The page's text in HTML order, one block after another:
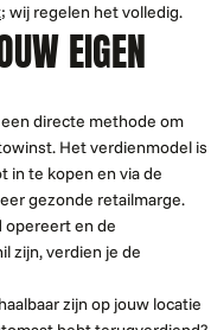
; wij regelen het volledig.
EIGEN
directe methode om
Het verdienmodel is
in te kopen en via de
gezonde retailmarge.
opereert en de
zijn, verdien je de
zijn op jouw locatie